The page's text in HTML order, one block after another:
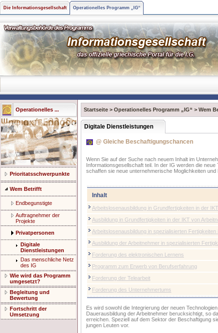
Die Informationsgesellschaft Operationelles Programm „IG“
Operationelles ...
Prioritatsschwerpunkte
Wem Betrifft
Endbegunstigte
Auftragnehmer der
Projekte
Privatpersonen
Digitale
Dienstleistungen
Das menschliche Netz
des IG
Wie wird das Programm
umgesetzt?
Begleitung und
Bewertung
Fortschritt der
Umsetzung
Startseite > Operationelles Programm „IG“ > Wem
Digitale Dienstleistungen
@ Gleiche Beschaftigungschancen
Wenn Sie auf der Suche nach neuem Inhalt im
Informationsgesellschaft teil. In der IG werden die
schaffen sie neue unternehmerische Moglichkeiten
Inhalt
Arbeitslosenausbildung in Grundfertigkeiten in der IKT
Ausbildung in Grundfertigkeiten in der IKT von
Arbeitslosenausbildung in spezialisierten Fertigkeiten
Ausbildung der Arbeitnehmer in spezialisierten
Forderung des elektronischen Lernens
Programm zum Erwerb von Berufserfahrung
Forderung der Telearbeit
Forderung des Unternehmertums
Es wird sowohl die Integrierung der neuen
Dauerausbildung der Arbeitnehmer berucksichtigt, so
erreichen. Speziell auf dem Sektor der Beschaftigung
jungen Leuten vor.